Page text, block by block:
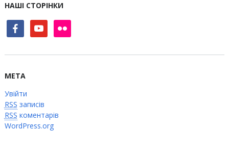
НАШІ СТОРІНКИ
facebookyoutube flickr
МЕТА
Увійти
RSS записів
RSS коментарів
WordPress.org